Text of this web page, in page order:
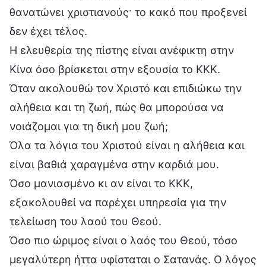
θανατώνει χριστιανούς· το κακό που προξενεί
δεν έχει τέλος.
Η ελευθερία της πίστης είναι ανέφικτη στην
Κίνα όσο βρίσκεται στην εξουσία το ΚΚΚ.
Όταν ακολουθώ τον Χριστό και επιδιώκω την
αλήθεια και τη ζωή, πώς θα μπορούσα να
νοιάζομαι για τη δική μου ζωή;
Όλα τα λόγια του Χριστού είναι η αλήθεια και
είναι βαθιά χαραγμένα στην καρδιά μου.
Όσο μανιασμένο κι αν είναι το ΚΚΚ,
εξακολουθεί να παρέχει υπηρεσία για την
τελείωση του λαού του Θεού.
Όσο πιο ώριμος είναι ο λαός του Θεού, τόσο
μεγαλύτερη ήττα υφίσταται ο Σατανάς. Ο λόγος